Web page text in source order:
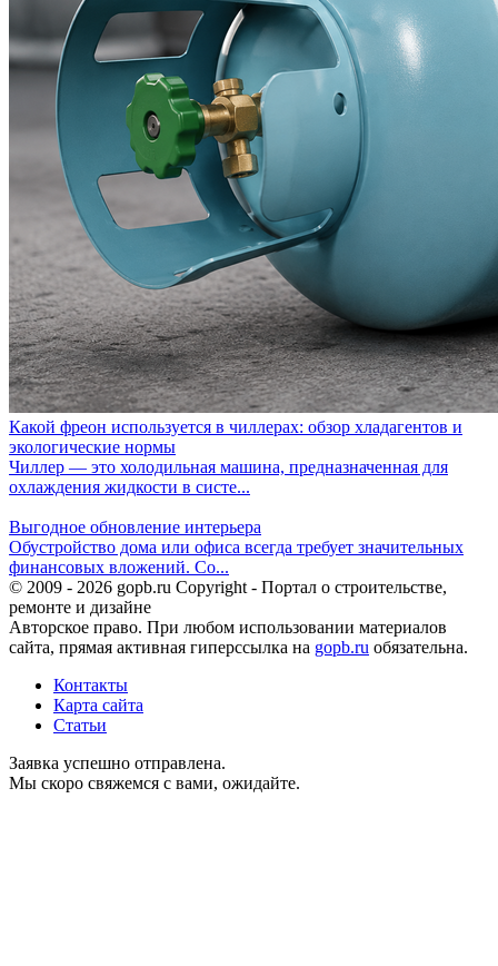
Какой фреон используется в чиллерах: обзор хладагентов и
экологические нормы
Чиллер — это холодильная машина, предназначенная для
охлаждения жидкости в систе...
Выгодное обновление интерьера
Обустройство дома или офиса всегда требует значительных
финансовых вложений. Со...
© 2009 - 2026 gopb.ru Copyright - Портал о строительстве,
ремонте и дизайне
Авторское право. При любом использовании материалов
сайта, прямая активная гиперссылка на gopb.ru обязательна.
Контакты
Карта сайта
Статьи
Заявка успешно отправлена.
Мы скоро свяжемся с вами, ожидайте.